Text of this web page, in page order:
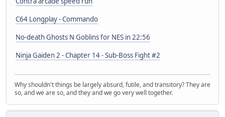
C64 Longplay - Commando
No-death Ghosts N Goblins for NES in 22:56
Ninja Gaiden 2 - Chapter 14 - Sub-Boss Fight #2
Why shouldn't things be largely absurd, futile, and transitory? They are
so, and we are so, and they and we go very well together.